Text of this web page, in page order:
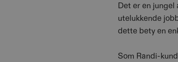
Det er en
utelukkende
dette bety en
Som Randi-